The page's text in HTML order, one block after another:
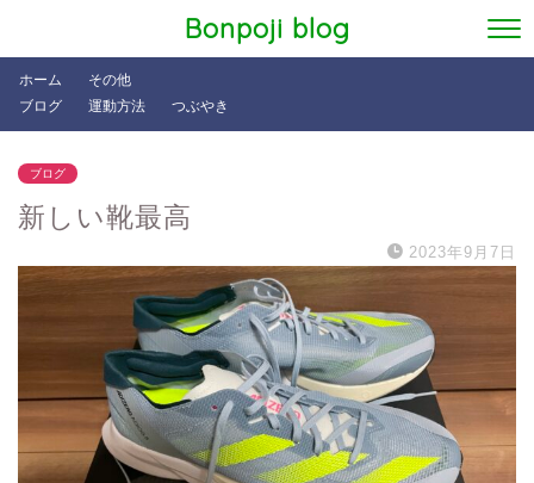
Bonpoji blog
ホーム
ブログ
その他
運動方法
つぶやき
ブログ
新しい靴最高
2023年9月7日